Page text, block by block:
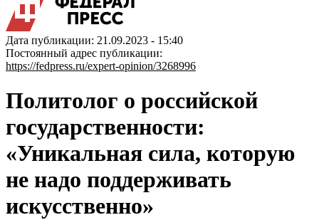
Дата публикации: 21.09.2023 - 15:40
Постоянный адрес публикации:
https://fedpress.ru/expert-opinion/3268996
Политолог о российской
государственности:
«Уникальная сила, которую
не надо поддерживать
искусственно»